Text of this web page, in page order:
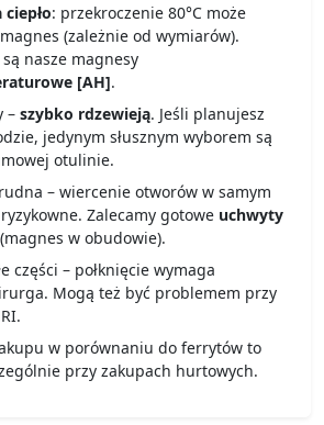
: przekroczenie 80°C może
(zależnie od wymiarów).
nasze magnesy
[AH].
– szybko rdzewieją. Jeśli planujesz
jedynym słusznym wyborem są
otulinie.
– wiercenie otworów w samym
Zalecamy gotowe uchwyty
(magnes w obudowie).
części – połknięcie wymaga
Mogą też być problemem przy
w porównaniu do ferrytów to
przy zakupach hurtowych.